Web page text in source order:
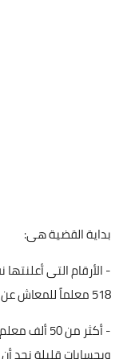
بداية القضية هى:
518 معلماً للمعاش عن شهر أغسطس فقط.
- أكثر من